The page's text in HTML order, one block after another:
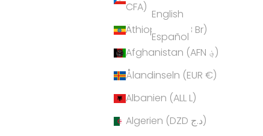
CFA)
Äthiopien (ETB Br)
Afghanistan (AFN ؋)
Ålandinseln (EUR €)
Albanien (ALL L)
Algerien (DZD د.ج)
English
Español